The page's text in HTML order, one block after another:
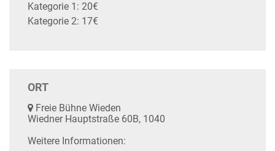
Kategorie 1: 20€
Kategorie 2: 17€
ORT
Freie Bühne Wieden
Wiedner Hauptstraße 60B, 1040
Weitere Informationen: